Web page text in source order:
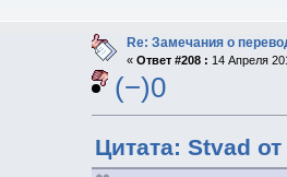
Re: Замечания о
« Ответ #208 : 14 Апреля
(−)0
Цитата: Stvad